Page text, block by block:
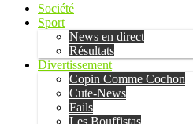
Société
Sport
News en direct
Résultats
Divertissement
Copin Comme Cochon
Cute-News
Fails
Les Bouffistas